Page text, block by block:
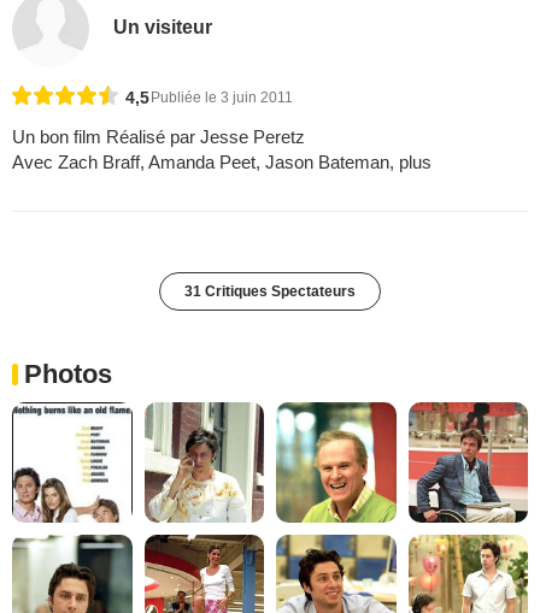
Un visiteur
4,5 Publiée le 3 juin 2011
Un bon film Réalisé par Jesse Peretz
Avec Zach Braff, Amanda Peet, Jason Bateman, plus
31 Critiques Spectateurs
Photos